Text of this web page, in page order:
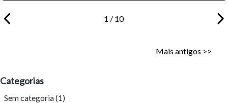
1 / 10
Mais antigos >>
Categorias
Sem categoria(1)